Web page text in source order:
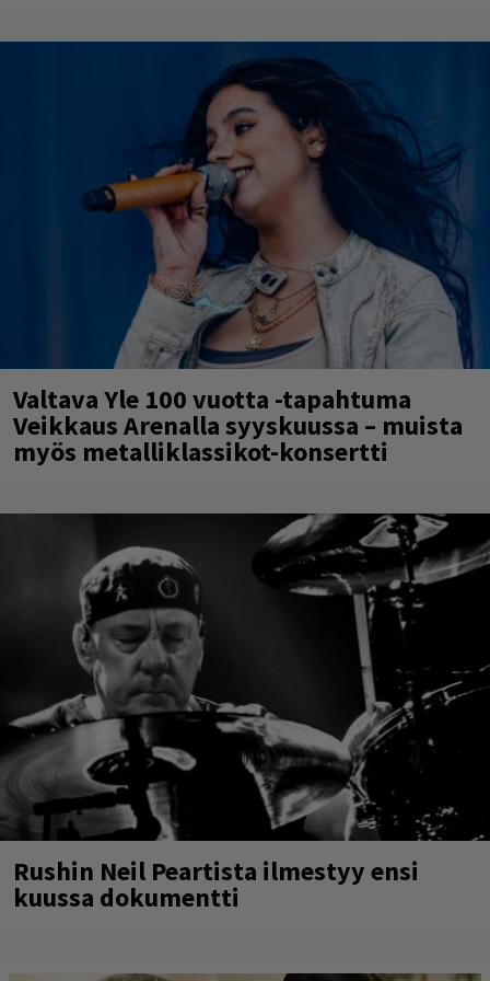
Valtava Yle 100 vuotta -tapahtuma
Veikkaus Arenalla syyskuussa – muista
myös metalliklassikot-konsertti
Rushin Neil Peartista ilmestyy ensi
kuussa dokumentti